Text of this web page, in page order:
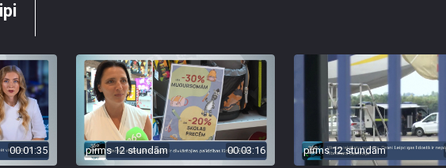
00:01:35 pirms 12 stundām 00:03:16 pirms 12 stundām